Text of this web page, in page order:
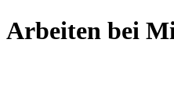
Arbeiten bei